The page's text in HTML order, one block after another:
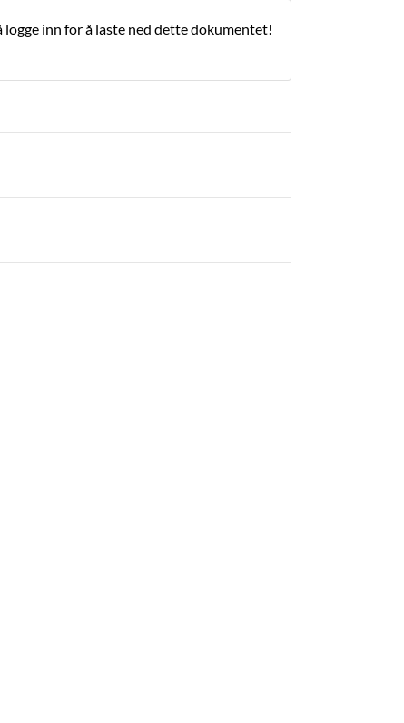
logge inn for å laste ned dette dokumentet!